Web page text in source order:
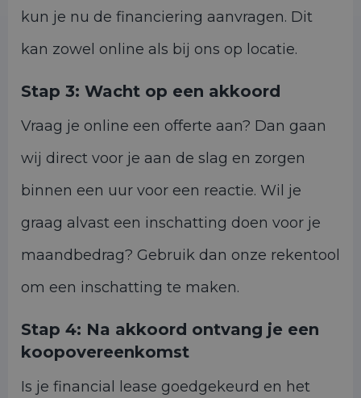
kun je nu de financiering aanvragen. Dit
kan zowel online als bij ons op locatie.
Stap 3: Wacht op een akkoord
Vraag je online een offerte aan? Dan gaan
wij direct voor je aan de slag en zorgen
binnen een uur voor een reactie. Wil je
graag alvast een inschatting doen voor je
maandbedrag? Gebruik dan onze rekentool
om een inschatting te maken.
Stap 4: Na akkoord ontvang je een
koopovereenkomst
Is je financial lease goedgekeurd en het